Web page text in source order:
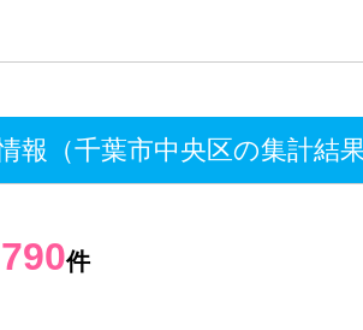
報（千葉市中央区の集計結
790件